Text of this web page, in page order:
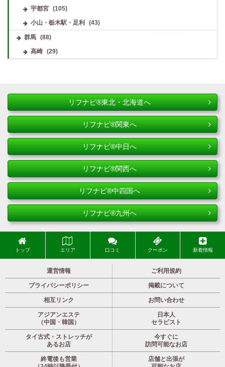
宇都宮
(105)
小山・栃木駅・足利
(43)
群馬 (88)
高崎
(29)
リフナビ®東北・北海道へ
リフナビ®関東へ
リフナビ®中日へ
リフナビ®関西へ
リフナビ®中四国へ
リフナビ®九州へ
トップ エリア 口コミ クーポン 新着情報
運営情報 ご利用規約
プライバシーポリシー 掲載について
相互リンク お問い合わせ
アジアンエステ
（中国・韓国）
日本人
セラピスト
タイ古式・ストレッチが
あるお店
今すぐに
訪問可能なお店
終電後も営業
店舗と出張が